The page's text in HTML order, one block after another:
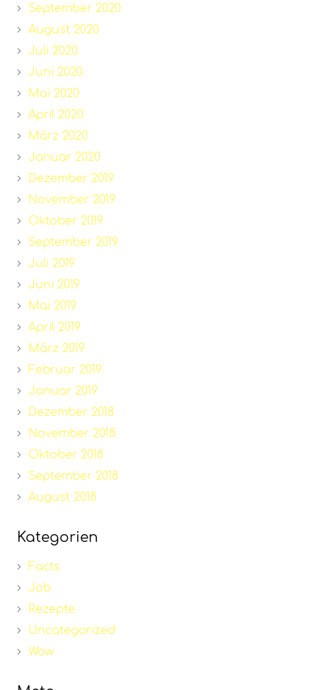
September 2020
August 2020
Juli 2020
Juni 2020
Mai 2020
April 2020
März 2020
Januar 2020
Dezember 2019
November 2019
Oktober 2019
September 2019
Juli 2019
Juni 2019
Mai 2019
April 2019
März 2019
Februar 2019
Januar 2019
Dezember 2018
November 2018
Oktober 2018
September 2018
August 2018
Kategorien
Facts
Job
Rezepte
Uncategorized
Wow